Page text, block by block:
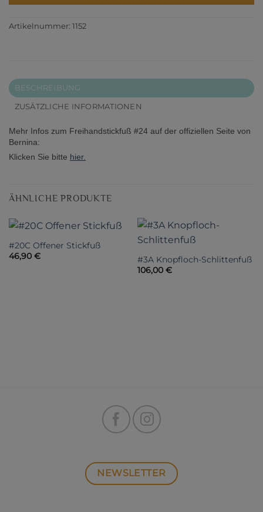
Artikelnummer: 1152
BESCHREIBUNG
ZUSÄTZLICHE INFORMATIONEN
Mehr Infos zum Freihandstickfuß #24 auf der offiziellen Seite von
Bernina:
Klicken Sie bitte hier.
ÄHNLICHE PRODUKTE
#20C Offener Stickfuß
46,90 €
#3A Knopfloch-Schlittenfuß
106,00 €
NEWSLETTER